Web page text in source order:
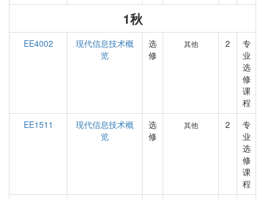
1秋
EE4002
现代信息技术概
览
选
修
其他 2
专
业
选
修
课
程
EE1511
现代信息技术概
览
选
修
其他 2
专
业
选
修
课
程